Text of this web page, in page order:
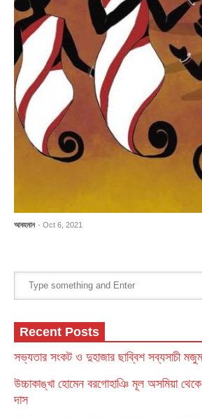
আবহমান - Oct 6, 2021
Recent Posts
সভ্যতার সংকট ও দুহাজার ছাব্বিশ সব্যসাচী
উচ্চাকাঙ্খা হোমেন বরগোহাঞি মূল অসমিয়া থেকে
দাস